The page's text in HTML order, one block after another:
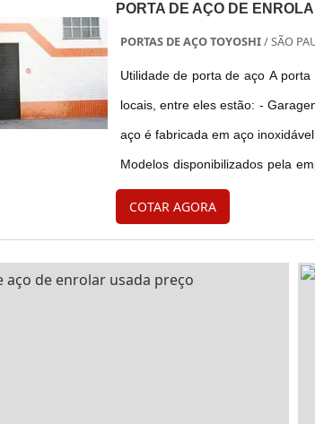
PORTA DE AÇO DE
PORTAS DE AÇO TOYOSHI/ SÃO
Utilidade de porta de aço A
locais, entre eles estão: -
aço é fabricada em aço
Modelos disponibilizados pela
de enrolar manual, Entre em
COTAR AGORA